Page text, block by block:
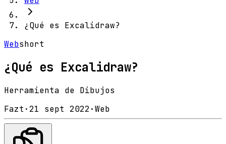
¿Qué es Excalidraw?
Webshort
¿Qué es Excalidraw?
Herramienta de Dibujos
Fazt ·21 sept 2022 ·Web